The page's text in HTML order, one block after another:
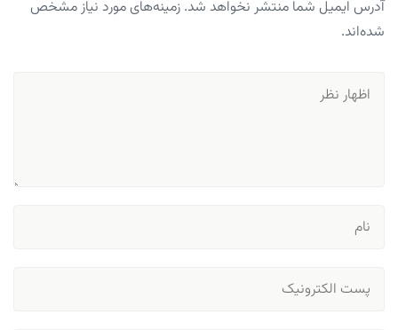
آدرس ایمیل شما منتشر نخواهد شد. زمینه‌های مورد نیاز مشخص
شده‌اند.